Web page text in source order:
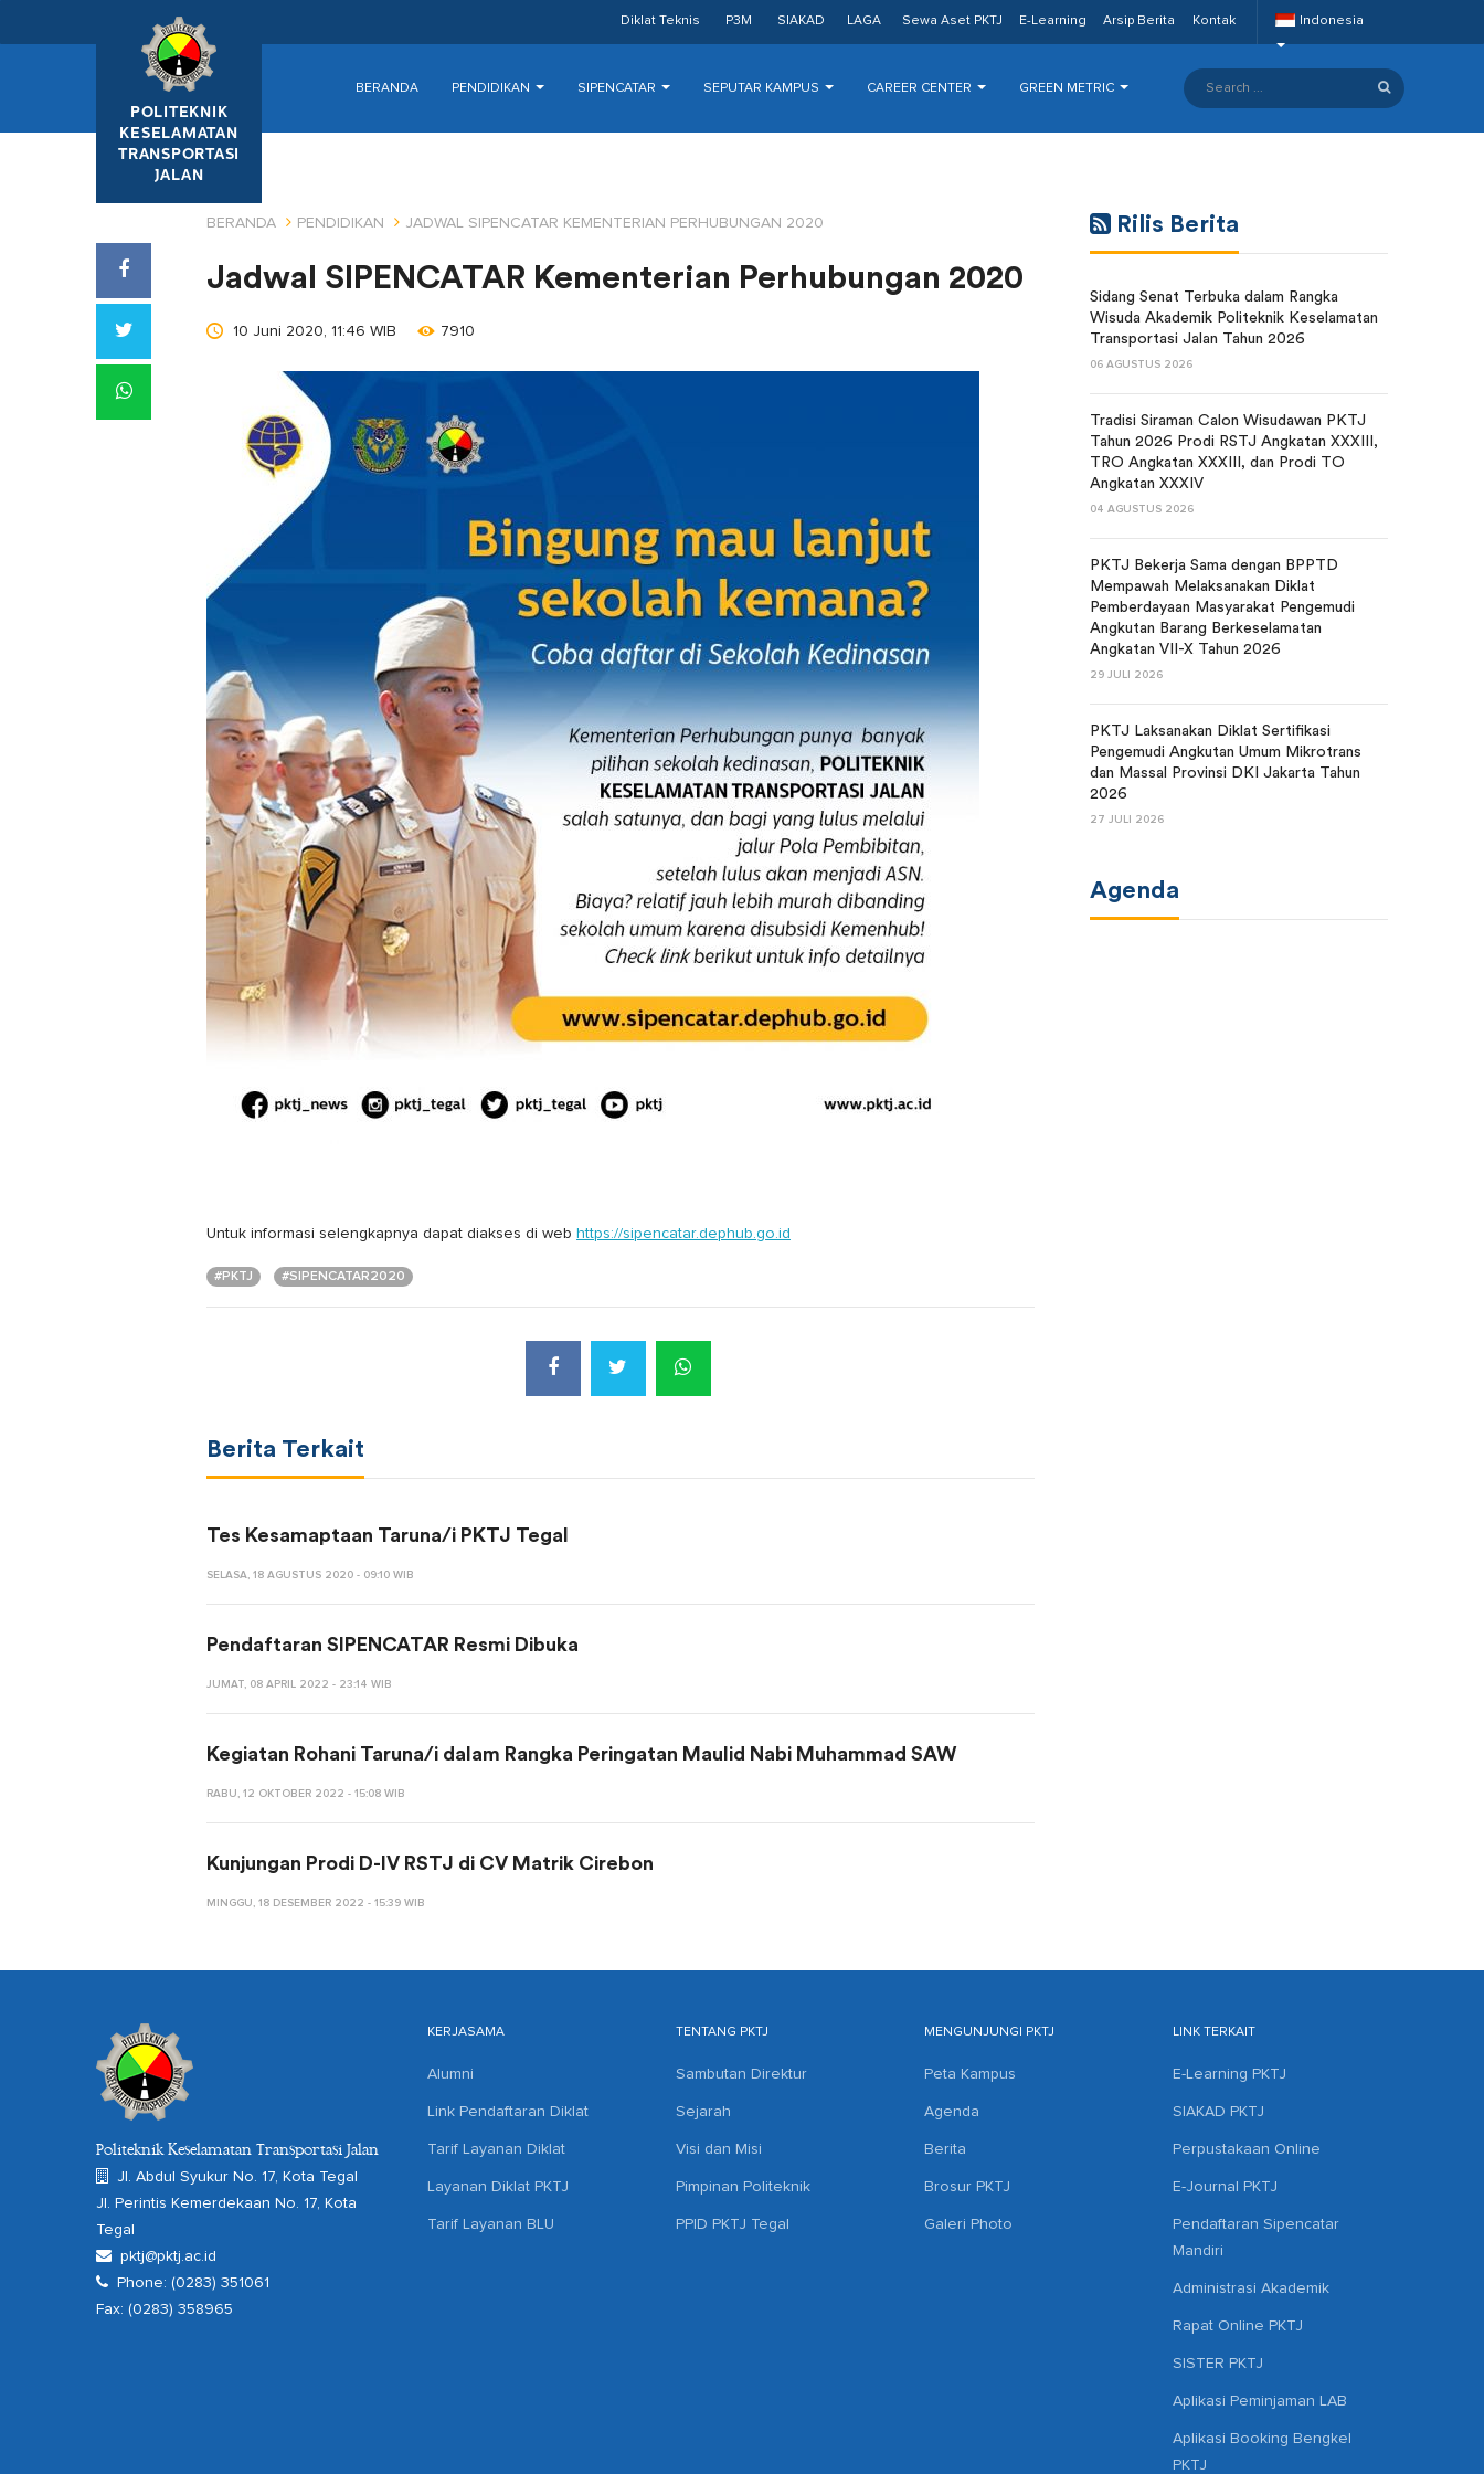
Diklat Teknis P3M SIAKAD LAGA Sewa Aset PKTJ E-Learning Arsip Berita Kontak Indonesia
POLITEKNIK
KESELAMATAN
TRANSPORTASI
JALAN
BERANDA PENDIDIKAN SIPENCATAR SEPUTAR KAMPUS CAREER CENTER GREEN METRIC
BERANDA PENDIDIKAN JADWAL SIPENCATAR KEMENTERIAN PERHUBUNGAN 2020
Jadwal SIPENCATAR Kementerian Perhubungan 2020
10 Juni 2020, 11:46 WIB 7910
Untuk informasi selengkapnya dapat diakses di web https://sipencatar.dephub.go.id
#PKTJ #SIPENCATAR2020
Berita Terkait
Tes Kesamaptaan Taruna/i PKTJ Tegal
SELASA, 18 AGUSTUS 2020 - 09:10 WIB
Pendaftaran SIPENCATAR Resmi Dibuka
JUMAT, 08 APRIL 2022 - 23:14 WIB
Kegiatan Rohani Taruna/i dalam Rangka Peringatan Maulid Nabi Muhammad SAW
RABU, 12 OKTOBER 2022 - 15:08 WIB
Kunjungan Prodi D-IV RSTJ di CV Matrik Cirebon
MINGGU, 18 DESEMBER 2022 - 15:39 WIB
Rilis Berita
Sidang Senat Terbuka dalam Rangka
Wisuda Akademik Politeknik Keselamatan
Transportasi Jalan Tahun 2026
06 AGUSTUS 2026
Tradisi Siraman Calon Wisudawan PKTJ
Tahun 2026 Prodi RSTJ Angkatan XXXIII,
TRO Angkatan XXXIII, dan Prodi TO
Angkatan XXXIV
04 AGUSTUS 2026
PKTJ Bekerja Sama dengan BPPTD
Mempawah Melaksanakan Diklat
Pemberdayaan Masyarakat Pengemudi
Angkutan Barang Berkeselamatan
Angkatan VII-X Tahun 2026
29 JULI 2026
PKTJ Laksanakan Diklat Sertifikasi
Pengemudi Angkutan Umum Mikrotrans
dan Massal Provinsi DKI Jakarta Tahun
2026
27 JULI 2026
Agenda
Politeknik Keselamatan Transportasi Jalan
Jl. Abdul Syukur No. 17, Kota Tegal
Jl. Perintis Kemerdekaan No. 17, Kota
Tegal
pktj@pktj.ac.id
Phone: (0283) 351061
Fax: (0283) 358965
KERJASAMA
Alumni
Link Pendaftaran Diklat
Tarif Layanan Diklat
Layanan Diklat PKTJ
Tarif Layanan BLU
TENTANG PKTJ
Sambutan Direktur
Sejarah
Visi dan Misi
Pimpinan Politeknik
PPID PKTJ Tegal
MENGUNJUNGI PKTJ
Peta Kampus
Agenda
Berita
Brosur PKTJ
Galeri Photo
LINK TERKAIT
E-Learning PKTJ
SIAKAD PKTJ
Perpustakaan Online
E-Journal PKTJ
Pendaftaran Sipencatar
Mandiri
Administrasi Akademik
Rapat Online PKTJ
SISTER PKTJ
Aplikasi Peminjaman LAB
Aplikasi Booking Bengkel
PKTJ